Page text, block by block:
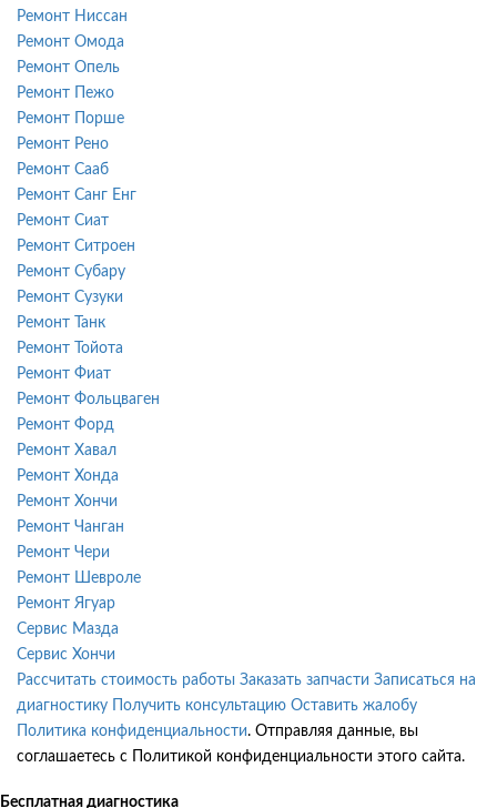
Ремонт Ниссан
Ремонт Омода
Ремонт Опель
Ремонт Пежо
Ремонт Порше
Ремонт Рено
Ремонт Сааб
Ремонт Санг Енг
Ремонт Сиат
Ремонт Ситроен
Ремонт Субару
Ремонт Сузуки
Ремонт Танк
Ремонт Тойота
Ремонт Фиат
Ремонт Фольцваген
Ремонт Форд
Ремонт Хавал
Ремонт Хонда
Ремонт Хончи
Ремонт Чанган
Ремонт Чери
Ремонт Шевроле
Ремонт Ягуар
Сервис Мазда
Сервис Хончи
Рассчитать стоимость работы Заказать запчасти Записаться на
диагностику
Получить консультацию Оставить жалобу
Политика конфиденциальности. Отправляя данные, вы
соглашаетесь с Политикой конфиденциальности этого сайта.
Бесплатная диагностика